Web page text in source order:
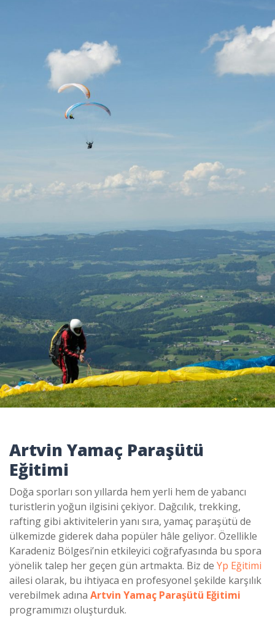
Artvin Yamaç Paraşütü
Eğitimi
Doğa sporları son yıllarda hem yerli hem de yabancı
turistlerin yoğun ilgisini çekiyor. Dağcılık, trekking,
rafting gibi aktivitelerin yanı sıra, yamaç paraşütü de
ülkemizde giderek daha popüler hâle geliyor. Özellikle
Karadeniz Bölgesi’nin etkileyici coğrafyasında bu spora
yönelik talep her geçen gün artmakta. Biz de Yp Eğitimi
ailesi olarak, bu ihtiyaca en profesyonel şekilde karşılık
verebilmek adına Artvin Yamaç Paraşütü Eğitimi
programımızı oluşturduk.